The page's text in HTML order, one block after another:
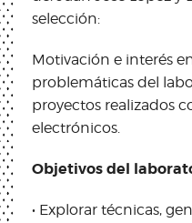
selección:
Motivación e interés
problemáticas del
proyectos realizados
electrónicos.
Objetivos del
• Explorar técnicas,